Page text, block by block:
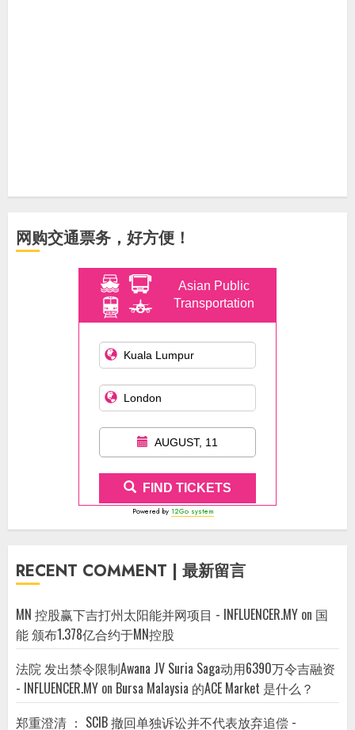
网购交通票务，好方便！
Asian Public
Transportation
AUGUST, 11
FIND TICKETS
Powered by 12Go system
RECENT COMMENT | 最新留言
MN 控股赢下吉打州太阳能并网项目 - INFLUENCER.MY on 国
能 颁布1.378亿合约于MN控股
法院 发出禁令限制Awana JV Suria Saga动用6390万令吉融资
- INFLUENCER.MY on Bursa Malaysia 的ACE Market 是什么？
郑重澄清 ： SCIB 撤回单独诉讼并不代表放弃追偿 -